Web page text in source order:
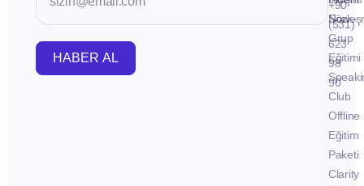
HABER AL
Now -
Grup
Eğitimi
Club
Offline
Eğitim
Paketi
Clarity
+90
(531)
623
98
90